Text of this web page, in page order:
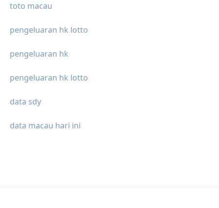
toto macau
pengeluaran hk lotto
pengeluaran hk
pengeluaran hk lotto
data sdy
data macau hari ini